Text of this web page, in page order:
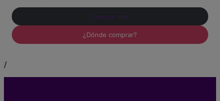
Conoce más
¿Dónde comprar?
/